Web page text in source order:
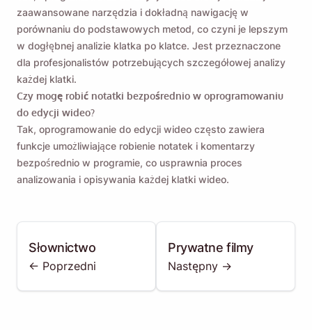
zaawansowane narzędzia i dokładną nawigację w
porównaniu do podstawowych metod, co czyni je lepszym
w dogłębnej analizie klatka po klatce. Jest przeznaczone
dla profesjonalistów potrzebujących szczegółowej analizy
każdej klatki.
Czy mogę robić notatki bezpośrednio w oprogramowaniu
do edycji wideo?
Tak, oprogramowanie do edycji wideo często zawiera
funkcje umożliwiające robienie notatek i komentarzy
bezpośrednio w programie, co usprawnia proces
analizowania i opisywania każdej klatki wideo.
Słownictwo
<- Poprzedni
Prywatne filmy
Następny ->